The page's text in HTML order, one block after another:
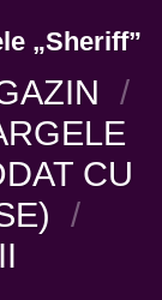
„Sheriff”
/
CU
/